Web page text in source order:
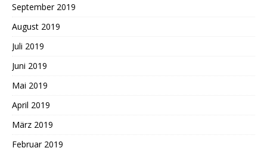
September 2019
August 2019
Juli 2019
Juni 2019
Mai 2019
April 2019
März 2019
Februar 2019